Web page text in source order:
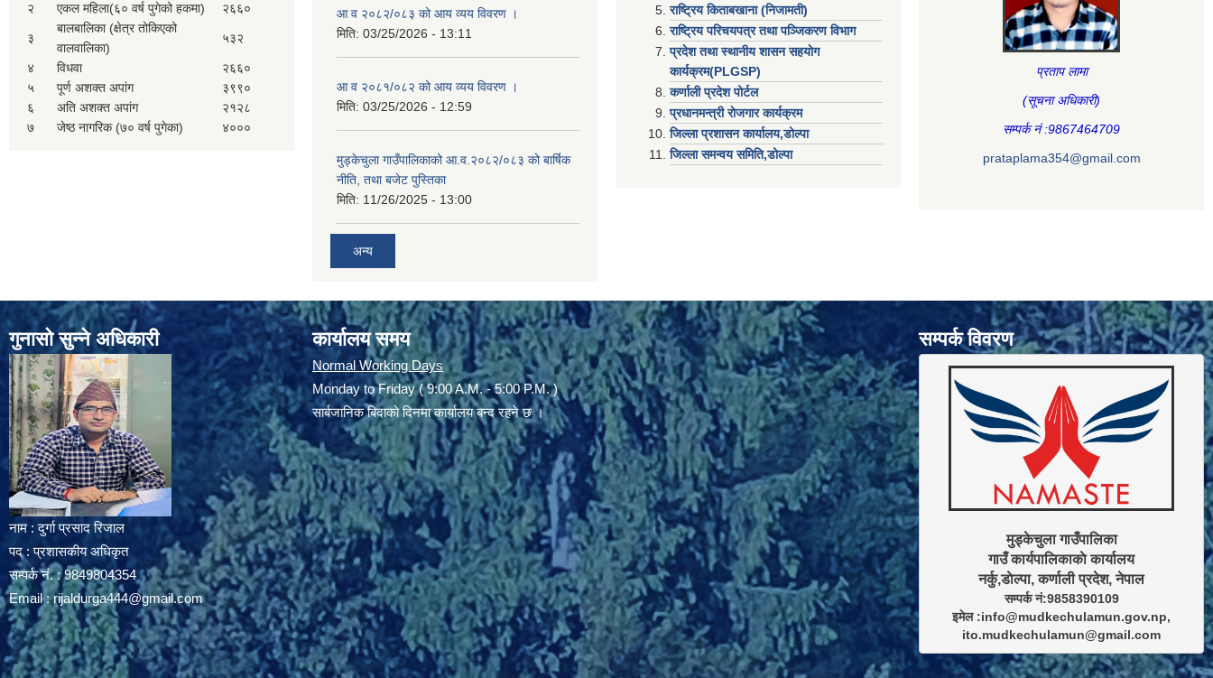
२
एकल महिला(६० वर्ष पुगेको हकमा) २६६०
३
बालबालिका (क्षेत्र तोकिएको
वालवालिका)
५३२
४ विधवा
२६६०
५
पूर्ण अशक्त अपांग
३९९०
६
अति अशक्त अपांग
२१२८
७
जेष्ठ नागरिक (७० वर्ष पुगेका) ४०००
आ व २०८२/०८३ को आय व्यय विवरण ।
मिति: 03/25/2026 - 13:11
आ व २०८१/०८२ को आय व्यय विवरण ।
मिति: 03/25/2026 - 12:59
मुड्केचुला गाउँपालिकाको आ.व.२०८२/०८३ को बार्षिक
नीति, तथा बजेट पुस्तिका
मिति: 11/26/2025 - 13:00
अन्य
राष्ट्रिय किताबखाना (निजामती)
राष्ट्रिय परिचयपत्र तथा पञ्जिकरण विभाग
प्रदेश तथा स्थानीय शासन सहयाेग
कार्यक्रम(PLGSP)
कर्णाली प्रदेश पोर्टल
प्रधानमन्त्री राेजगार कार्यक्रम
जिल्ला प्रशासन कार्यालय,डोल्पा
जिल्ला समन्वय समिति,डोल्प
प्रताप लामा
(सूचना अधिकारी)
सम्पर्क नं :9867464709
prataplama354@gmail.com
गुनासो सुन्ने अधिकारी
नाम : दुर्गा प्रसाद रिजाल
पद : प्रशासकीय अधिकृत
सम्पर्क नं. : 9849804354
Email :rijaldurga444@gmail.com
कार्यालय समय
Normal Working Days
Monday to Friday ( 9:00 A.M. - 5:00 P.M. )
सार्बजानिक बिदाको दिनमा कार्यालय बन्द रहने छ ।
सम्पर्क विवरण
मुड्केचुला गाउँपालिका
गाउँ कार्यपालिकाकाे कार्यालय
सम्पर्क नं:9858390109
इमेल :info@mudkechulamun.gov.np,
ito.mudkechulamun@gmail.com